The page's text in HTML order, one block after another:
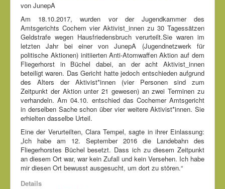
von JunepA
Am 18.10.2017, wurden vor der Jugendkammer des
Amtsgerichts Cochem vier Aktivist_innen zu 30 Tagessätzen
Geldstrafe wegen Hausfriedensbruch verurteilt.Sie waren im
letzten Jahr bei einer von JunepA (Jugendnetzwerk für
politische Aktionen) initiierten Anti-Atomwaffen Aktion auf dem
Fliegerhorst in Büchel dabei, an der acht Aktivist_innen
beteiligt waren. Das Gericht hatte jedoch entschieden aufgrund
des Alters der Aktivist*innen (vier Personen sind zum
Zeitpunkt der Aktion unter 21 gewesen) an zwei Terminen zu
verhandeln. Am 04.10. entschied das Cochemer Amtsgericht
in derselben Sache schon über vier weitere Aktivist*innen. Sie
erhielten dasselbe Urteil.
Eine der Verurteilten, Clara Tempel, sagte in ihrer Einlassung:
„Ich habe am 12. September 2016 die Landebahn des
Fliegerhorstes Büchel besetzt. Dass ich zu diesem Zeitpunkt
an diesem Ort war, war kein Zufall und kein Versehen. Ich habe
mir diesen Ort bewusst ausgesucht, um dort zu stören.“
Details